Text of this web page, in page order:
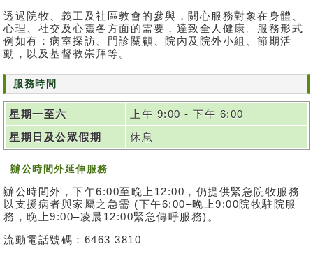
關
於
我
們
聯
絡
我
們
責
聲
明
無
透過院牧、義工及社區教會的參與，關心服務對象在身體、
心理、社交及心靈各方面的需要，達致全人健康。服務形式
例如有：病室探訪、門診關顧、院內及院外小組、節期活
動，以及基督教崇拜等。
服務時間
星期一至六
上午 9:00 - 下午 6:00
星期日及公眾假期
休息
辦公時間外延伸服務
辦公時間外，下午6:00至晚上12:00，仍提供緊急院牧服務
以支援病者與家屬之急需 (下午6:00–晚上9:00院牧駐院服
務，晚上9:00–凌晨12:00緊急傳呼服務)。
流動電話號碼：6463 3810